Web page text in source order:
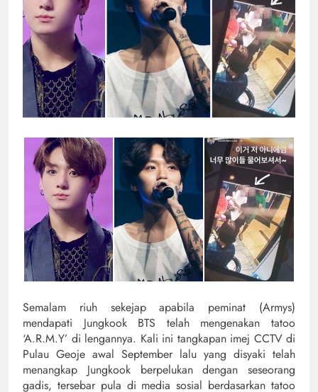
Semalam riuh sekejap apabila peminat (Armys)
mendapati Jungkook BTS telah mengenakan tatoo
‘A.R.M.Y’ di lengannya. Kali ini tangkapan imej CCTV di
Pulau Geoje awal September lalu yang disyaki telah
menangkap Jungkook berpelukan dengan seseorang
gadis, tersebar pula di media sosial berdasarkan tatoo